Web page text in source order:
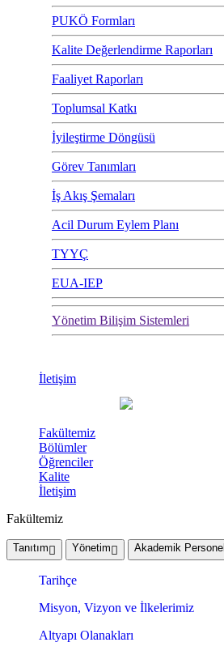
PUKÖ Formları
Kalite Değerlendirme Raporları
Faaliyet Raporları
Toplumsal Katkı
İyileştirme Döngüsü
Görev Tanımları
İş Akış Şemaları
Acil Durum Eylem Planı
TYYÇ
EUA-IEP
Yönetim Bilişim Sistemleri
İletişim
Fakültemiz
Bölümler
Öğrenciler
Kalite
İletişim
Fakültemiz
Tanıtım Yönetim Akademik Personel
Tarihçe
Misyon, Vizyon ve İlkelerimiz
Altyapı Olanakları